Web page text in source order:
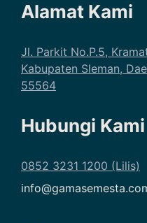
Alamat Kami
Jl. Parkit No.P.5,
Kabupaten Sleman,
55564
Hubungi Kami
0852 3231 1200 (Lilis)